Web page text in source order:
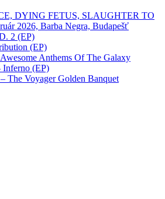
DYING FETUS, SLAUGHTER TO
2026, Barba Negra, Budapešť
2 (EP)
(EP)
Anthems Of The Galaxy
(EP)
Voyager Golden Banquet